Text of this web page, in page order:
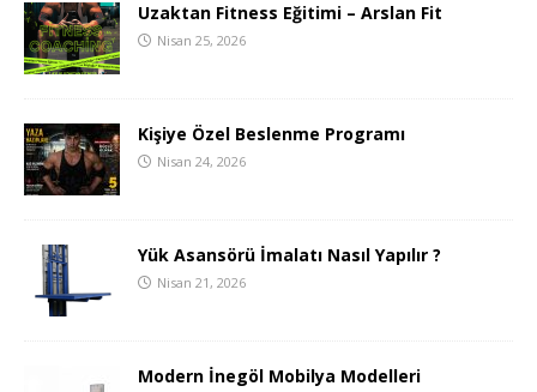
Uzaktan Fitness Eğitimi – Arslan Fit
Nisan 25, 2026
Kişiye Özel Beslenme Programı
Nisan 24, 2026
Yük Asansörü İmalatı Nasıl Yapılır ?
Nisan 21, 2026
Modern İnegöl Mobilya Modelleri